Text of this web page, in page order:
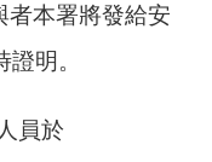
者本署將發給安
明。
員於